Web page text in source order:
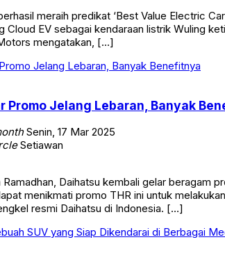
meraih predikat ‘Best Value Electric
Cloud EV sebagai kendaraan listrik Wuling
mengatakan, […]
Promo Jelang Lebaran, Banyak
Senin, 17 Mar 2025
Setiawan
Daihatsu kembali gelar beragam
menikmati promo THR ini untuk
resmi Daihatsu di Indonesia. […]